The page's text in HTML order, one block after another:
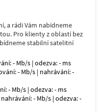
a rádi Vám nabídneme
Pro klienty z oblastí bez
stabilní satelitní
- Mb/s | odezva: - ms
- Mb/s | nahrávání: -
- Mb/s | odezva: - ms
- Mb/s | odezva: -